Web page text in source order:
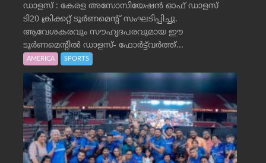
ഡാളസ് : കേരള അസോസിയേഷൻ ഓഫ് ഡാളസ്
ടി20 ക്രിക്കറ്റ് ടൂർണമെന്റ് സംഘടിപ്പിച്ചു.
ആവേശകരവും സൗഹൃദപരവുമായ ഈ
ടൂർണമെന്റിൽ ഡാളസ്- ഫോർട്ട്‌വര്‍ത്ത്...
AMERICA SPORTS